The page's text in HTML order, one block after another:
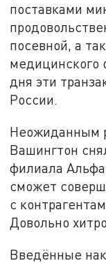
поставками
посевной, а
медицинского
дня эти
России.
Неожиданным
Вашингтон
филиала
сможет
с
Довольно
Введённые